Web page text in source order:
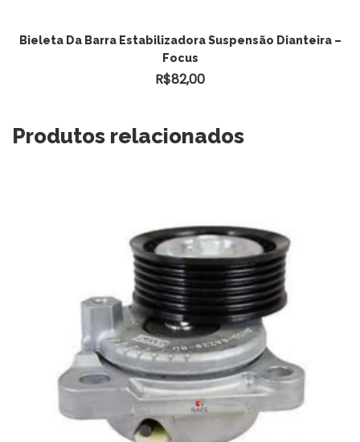
Bieleta Da Barra Estabilizadora Suspensão Dianteira –
Focus
R$82,00
Produtos relacionados